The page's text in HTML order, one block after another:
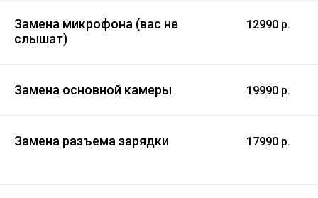
Замена микрофона (вас не
слышат)
12990 р.
Замена основной камеры 19990 р.
Замена разъема зарядки 17990 р.